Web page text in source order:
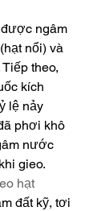
ngâm
nổi) và
theo,
kích
lệ nảy
phơi khô
nước
gieo.
hạt
đất kỹ, tơi